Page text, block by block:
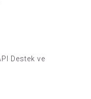
Destek ve